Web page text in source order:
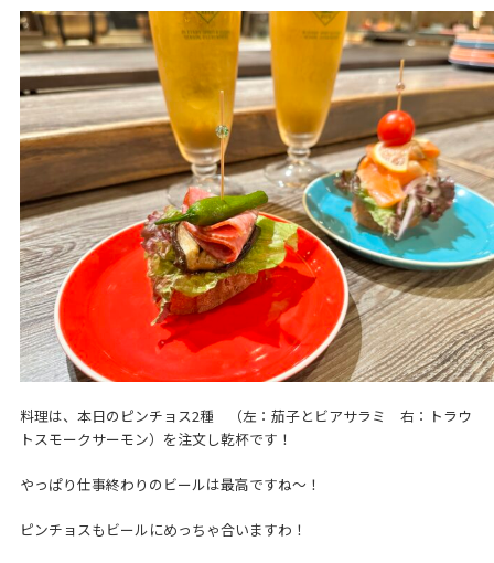
料理は、本日のピンチョス2種 （左：茄子とビアサラミ 右：トラウ
トスモークサーモン）を注文し乾杯です！
やっぱり仕事終わりのビールは最高ですね～！
ピンチョスもビールにめっちゃ合いますわ！